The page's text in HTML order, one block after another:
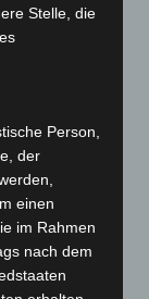
Stelle, die
Person,
der
einen
im Rahmen
nach dem